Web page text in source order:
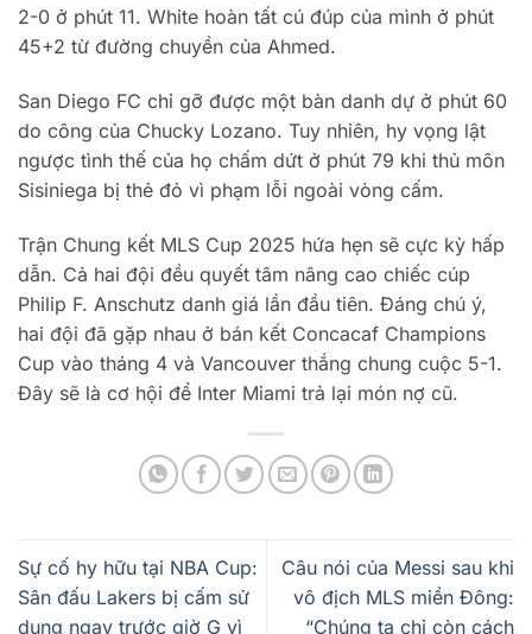
2-0 ở phút 11. White hoàn tất cú đúp của mình ở phút
45+2 từ đường chuyền của Ahmed.
San Diego FC chỉ gỡ được một bàn danh dự ở phút 60
do công của Chucky Lozano. Tuy nhiên, hy vọng lật
ngược tình thế của họ chấm dứt ở phút 79 khi thủ môn
Sisiniega bị thẻ đỏ vì phạm lỗi ngoài vòng cấm.
Trận Chung kết MLS Cup 2025 hứa hẹn sẽ cực kỳ hấp
dẫn. Cả hai đội đều quyết tâm nâng cao chiếc cúp
Philip F. Anschutz danh giá lần đầu tiên. Đáng chú ý,
hai đội đã gặp nhau ở bán kết Concacaf Champions
Cup vào tháng 4 và Vancouver thắng chung cuộc 5-1.
Đây sẽ là cơ hội để Inter Miami trả lại món nợ cũ.
Sự cố hy hữu tại NBA Cup:
Sân đấu Lakers bị cấm sử
dụng ngay trước giờ G vì
Câu nói của Messi sau khi
vô địch MLS miền Đông:
“Chúng ta chỉ còn cách